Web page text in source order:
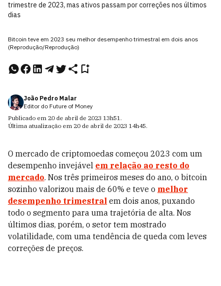
trimestre de 2023, mas ativos passam por correções nos últimos
dias
Bitcoin teve em 2023 seu melhor desempenho trimestral em dois anos
(Reprodução/Reprodução)
João Pedro Malar
Editor do Future of Money
Publicado em 20 de abril de 2023 13h51.
Última atualização em 20 de abril de 2023 14h45.
O mercado de criptomoedas começou 2023 com um
desempenho invejável em relação ao resto do
mercado. Nos três primeiros meses do ano, o bitcoin
sozinho valorizou mais de 60% e teve o melhor
desempenho trimestral em dois anos, puxando
todo o segmento para uma trajetória de alta. Nos
últimos dias, porém, o setor tem mostrado
volatilidade, com uma tendência de queda com leves
correções de preços.